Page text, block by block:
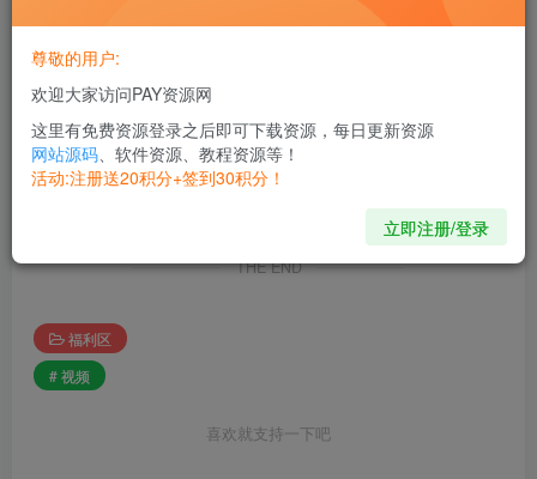
©版权声明
本站提供的一切软件、教程和内容信息仅限用于学习和研究目的；不
得将上述内容用于商业或者非法用途， 否则，一切后果请用户自负。
本站信息来自网络，版权争议与本站无关。您必须在下载后的24个小
THE END
福利区
# 视频
喜欢就支持一下吧
尊敬的用户:
欢迎大家访问PAY资源网
这里有免费资源登录之后即可下载资源，每日更新资源
网站源码、软件资源、教程资源等！
活动:注册送20积分+签到30积分！
立即注册/登录